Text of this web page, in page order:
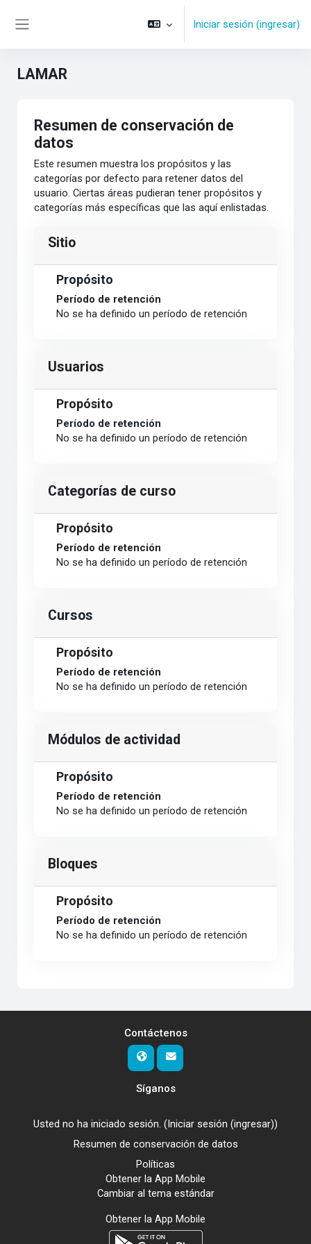
Iniciar sesión (ingresar)
LAMAR
Resumen de conservación de
datos
Este resumen muestra los propósitos y las
categorías por defecto para retener datos del
usuario. Ciertas áreas pudieran tener propósitos y
categorías más específicas que las aquí enlistadas.
Sitio
Propósito
Período de retención
No se ha definido un período de retención
Usuarios
Propósito
Período de retención
No se ha definido un período de retención
Categorías de curso
Propósito
Período de retención
No se ha definido un período de retención
Cursos
Propósito
Período de retención
No se ha definido un período de retención
Módulos de actividad
Propósito
Período de retención
No se ha definido un período de retención
Bloques
Propósito
Período de retención
No se ha definido un período de retención
Contáctenos
Síganos
Usted no ha iniciado sesión. (Iniciar sesión (ingresar))
Resumen de conservación de datos
Políticas
Obtener la App Mobile
Cambiar al tema estándar
Obtener la App Mobile